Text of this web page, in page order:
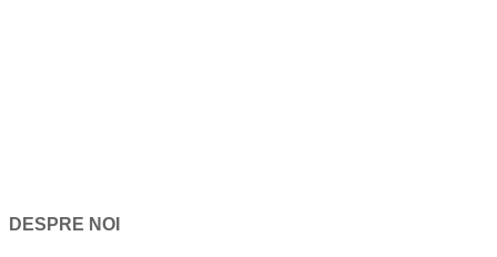
DESPRE NOI